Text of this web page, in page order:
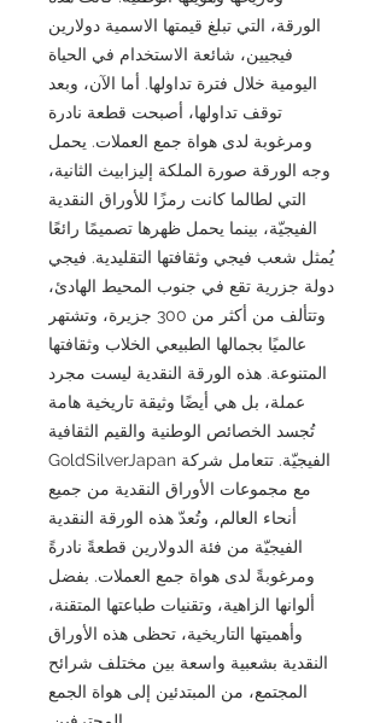
الورقة، التي تبلغ قيمتها الاسمية دولارين
فيجيين، شائعة الاستخدام في الحياة
اليومية خلال فترة تداولها. أما الآن، وبعد
توقف تداولها، أصبحت قطعة نادرة
ومرغوبة لدى هواة جمع العملات. يحمل
وجه الورقة صورة الملكة إليزابيث الثانية،
التي لطالما كانت رمزًا للأوراق النقدية
الفيجيّة، بينما يحمل ظهرها تصميمًا رائعًا
يُمثل شعب فيجي وثقافتها التقليدية. فيجي
دولة جزرية تقع في جنوب المحيط الهادئ،
وتتألف من أكثر من 300 جزيرة، وتشتهر
عالميًا بجمالها الطبيعي الخلاب وثقافتها
المتنوعة. هذه الورقة النقدية ليست مجرد
عملة، بل هي أيضًا وثيقة تاريخية هامة
تُجسد الخصائص الوطنية والقيم الثقافية
الفيجيّة. تتعامل شركة GoldSilverJapan
مع مجموعات الأوراق النقدية من جميع
أنحاء العالم، وتُعدّ هذه الورقة النقدية
الفيجيّة من فئة الدولارين قطعةً نادرةً
ومرغوبةً لدى هواة جمع العملات. بفضل
ألوانها الزاهية، وتقنيات طباعتها المتقنة،
وأهميتها التاريخية، تحظى هذه الأوراق
النقدية بشعبية واسعة بين مختلف شرائح
المجتمع، من المبتدئين إلى هواة الجمع